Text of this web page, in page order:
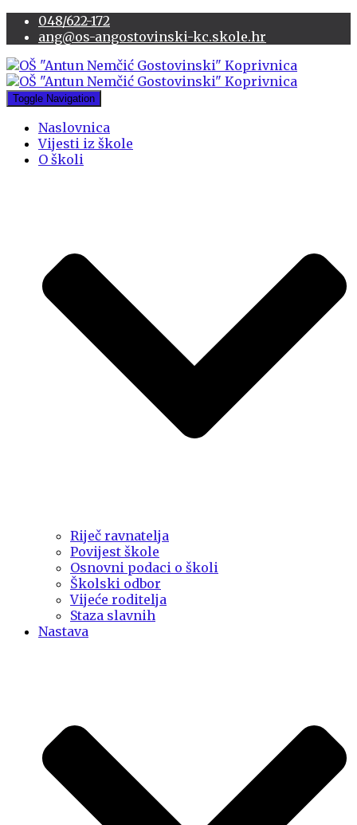
048/622-172
ang@os-angostovinski-kc.skole.hr
Toggle Navigation
Naslovnica
Vijesti iz škole
O školi
Riječ ravnatelja
Povijest škole
Osnovni podaci o školi
Školski odbor
Vijeće roditelja
Staza slavnih
Nastava